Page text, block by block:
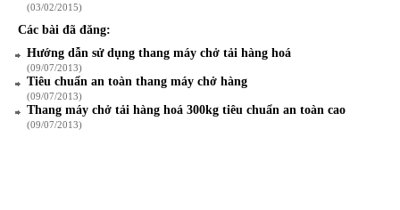
(03/02/2015)
Các bài đã đăng:
Hướng dẫn sử dụng thang máy chở tải hàng hoá
(09/07/2013)
Tiêu chuẩn an toàn thang máy chở hàng
(09/07/2013)
Thang máy chở tải hàng hoá 300kg tiêu chuẩn an toàn cao
(09/07/2013)